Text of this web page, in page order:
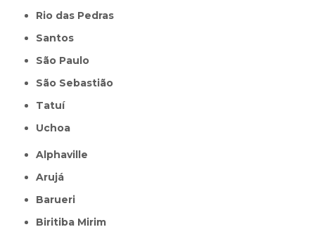
Rio das Pedras
Santos
São Paulo
São Sebastião
Tatuí
Uchoa
Alphaville
Arujá
Barueri
Biritiba Mirim